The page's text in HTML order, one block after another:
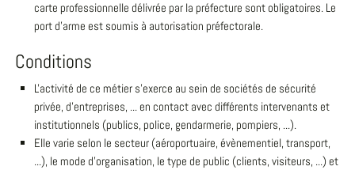
carte professionnelle délivrée par la préfecture sont obligatoires. Le
port d'arme est soumis à autorisation préfectorale.
Conditions
L'activité de ce métier s'exerce au sein de sociétés de sécurité
privée, d'entreprises, ... en contact avec différents intervenants et
institutionnels (publics, police, gendarmerie, pompiers, ...).
Elle varie selon le secteur (aéroportuaire, évènementiel, transport,
...), le mode d'organisation, le type de public (clients, visiteurs, ...) et